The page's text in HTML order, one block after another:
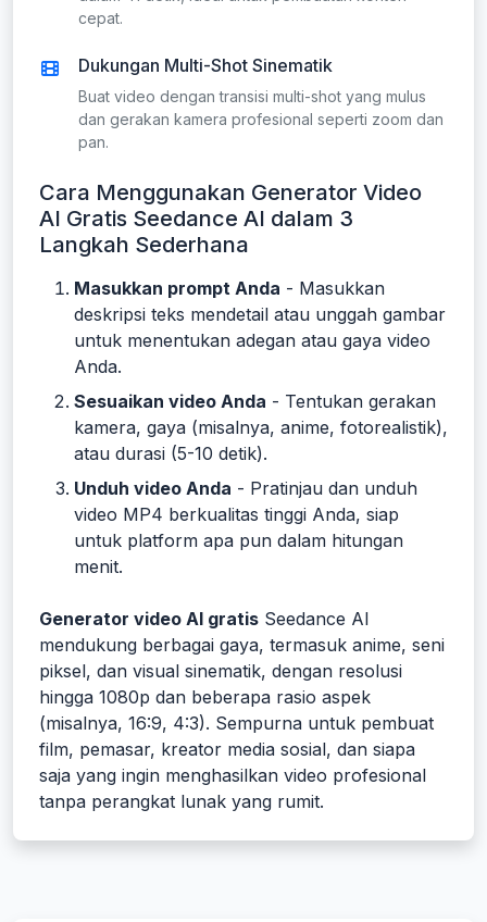
cepat.
Dukungan Multi-Shot Sinematik
Buat video dengan transisi multi-shot yang mulus
dan gerakan kamera profesional seperti zoom dan
pan.
Cara Menggunakan Generator Video
AI Gratis Seedance AI dalam 3
Langkah Sederhana
Masukkan prompt Anda - Masukkan
deskripsi teks mendetail atau unggah gambar
untuk menentukan adegan atau gaya video
Anda.
Sesuaikan video Anda - Tentukan gerakan
kamera, gaya (misalnya, anime, fotorealistik),
atau durasi (5-10 detik).
Unduh video Anda - Pratinjau dan unduh
video MP4 berkualitas tinggi Anda, siap
untuk platform apa pun dalam hitungan
menit.
Generator video AI gratis Seedance AI
mendukung berbagai gaya, termasuk anime, seni
piksel, dan visual sinematik, dengan resolusi
hingga 1080p dan beberapa rasio aspek
(misalnya, 16:9, 4:3). Sempurna untuk pembuat
film, pemasar, kreator media sosial, dan siapa
saja yang ingin menghasilkan video profesional
tanpa perangkat lunak yang rumit.